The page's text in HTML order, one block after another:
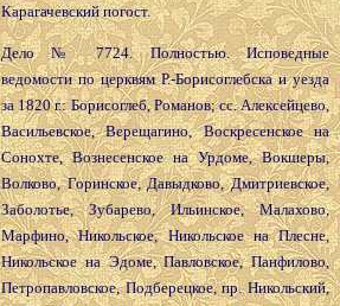
Карагачевский погост.
Дело № 7724. Полностью. Исповедные
ведомости по церквям Р.-Борисоглебска и уезда
за 1820 г.: Борисоглеб, Романов; сс. Алексейцево,
Васильевское, Верещагино, Воскресенское на
Сонохте, Вознесенское на Урдоме, Вокшеры,
Волково, Горинское, Давыдково, Дмитриевское,
Заболотье, Зубарево, Ильинское, Малахово,
Марфино, Никольское, Никольское на Плесне,
Никольское на Эдоме, Павловское, Панфилово,
Петропавловское, Подберецкое, пр. Никольский,